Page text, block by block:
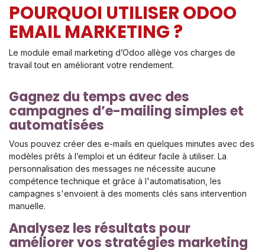
POURQUOI UTILISER ODOO
EMAIL MARKETING ?
Le module email marketing d’Odoo allège vos charges de
travail tout en améliorant votre rendement.
Gagnez du temps avec des
campagnes d’e-mailing simples et
automatisées
Vous pouvez créer des e-mails en quelques minutes avec des
modèles prêts à l’emploi et un éditeur facile à utiliser. La
personnalisation des messages ne nécessite aucune
compétence technique et grâce à l'automatisation, les
campagnes s'envoient à des moments clés sans intervention
manuelle.
Analysez les résultats pour
améliorer vos stratégies marketing